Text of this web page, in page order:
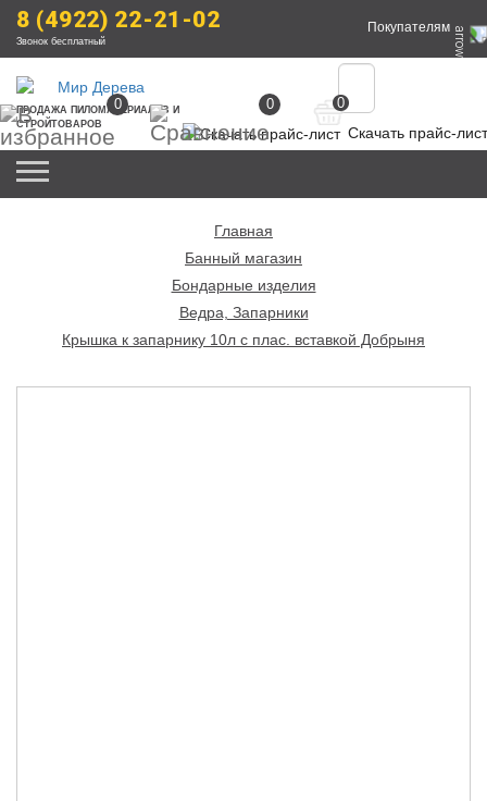
8 (4922) 22-21-02
Звонок бесплатный
Покупателям
ПРОДАЖА ПИЛОМАТЕРИАЛОВ И
СТРОЙТОВАРОВ
Скачать прайс-лист
0 0 0
Главная
Банный магазин
Бондарные изделия
Ведра, Запарники
Крышка к запарнику 10л с плас. вставкой Добрыня